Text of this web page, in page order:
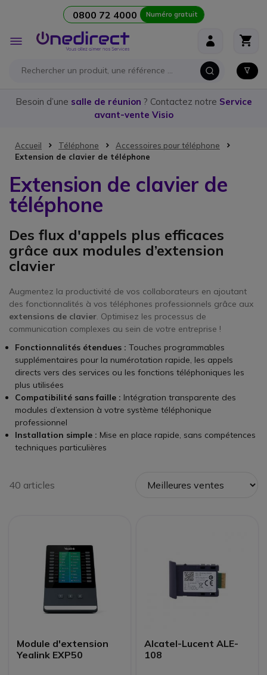
0800 72 4000 Numéro gratuit
Affichage
navigation
Besoin d’une salle de réunion ? Contactez notre Service
avant-vente Visio
Accueil Téléphone
Accessoires pour téléphone
Extension de clavier de téléphone
Extension de clavier de
téléphone
Des flux d'appels plus efficaces
grâce aux modules d’extension
clavier
Augmentez la productivité de vos collaborateurs en ajoutant
des fonctionnalités à vos téléphones professionnels grâce aux
extensions de clavier. Optimisez les processus de
communication complexes au sein de votre entreprise !
Fonctionnalités étendues : Touches programmables
supplémentaires pour la numérotation rapide, les appels
directs vers des services ou les fonctions téléphoniques les
plus utilisées
Compatibilité sans faille : Intégration transparente des
modules d’extension à votre système téléphonique
professionnel
Installation simple : Mise en place rapide, sans compétences
techniques particulières
40 articles
Module d'extension
Yealink EXP50
Alcatel-Lucent ALE-
108